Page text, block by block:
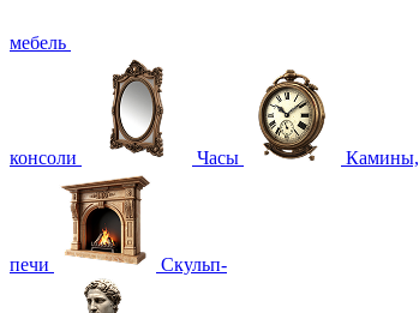
мебель
консоли Часы Камины,
печи Скульп-